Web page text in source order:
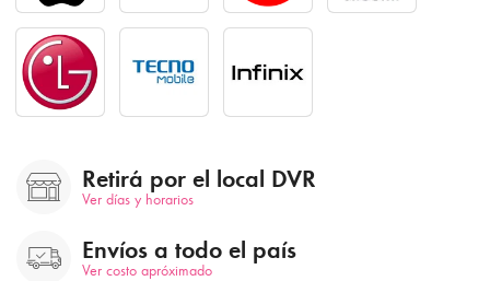
Retirá por el local DVR
Ver días y horarios
Envíos a todo el país
Ver costo apróximado